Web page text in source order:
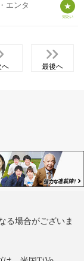
エンタ
へ 最後へ
る場合がございま